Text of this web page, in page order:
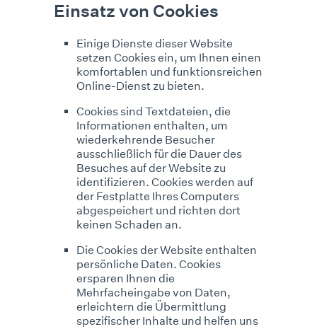
Einsatz von Cookies
Einige Dienste dieser Website
setzen Cookies ein, um Ihnen einen
komfortablen und funktionsreichen
Online-Dienst zu bieten.
Cookies sind Textdateien, die
Informationen enthalten, um
wiederkehrende Besucher
ausschließlich für die Dauer des
Besuches auf der Website zu
identifizieren. Cookies werden auf
der Festplatte Ihres Computers
abgespeichert und richten dort
keinen Schaden an.
Die Cookies der Website enthalten
persönliche Daten. Cookies
ersparen Ihnen die
Mehrfacheingabe von Daten,
erleichtern die Übermittlung
spezifischer Inhalte und helfen uns